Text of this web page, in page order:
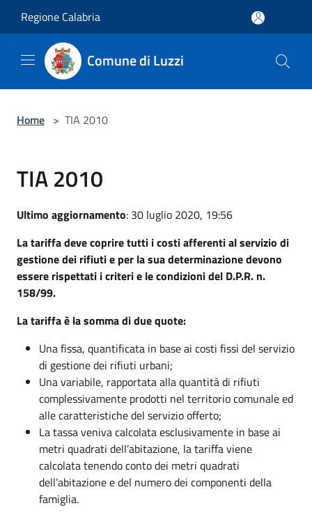
Regione Calabria
Comune di Luzzi
Home > TIA 2010
TIA 2010
Ultimo aggiornamento: 30 luglio 2020, 19:56
La tariffa deve coprire tutti i costi afferenti al servizio di
gestione dei rifiuti e per la sua determinazione devono
essere rispettati i criteri e le condizioni del D.P.R. n.
158/99.
La tariffa è la somma di due quote:
Una fissa, quantificata in base ai costi fissi del servizio
di gestione dei rifiuti urbani;
Una variabile, rapportata alla quantità di rifiuti
complessivamente prodotti nel territorio comunale ed
alle caratteristiche del servizio offerto;
La tassa veniva calcolata esclusivamente in base ai
metri quadrati dell’abitazione, la tariffa viene
calcolata tenendo conto dei metri quadrati
dell’abitazione e del numero dei componenti della
famiglia.